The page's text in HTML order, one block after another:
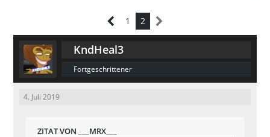
1 2
KndHeal3
Fortgeschrittener
4. Juli 2019
ZITAT VON ___MRX___